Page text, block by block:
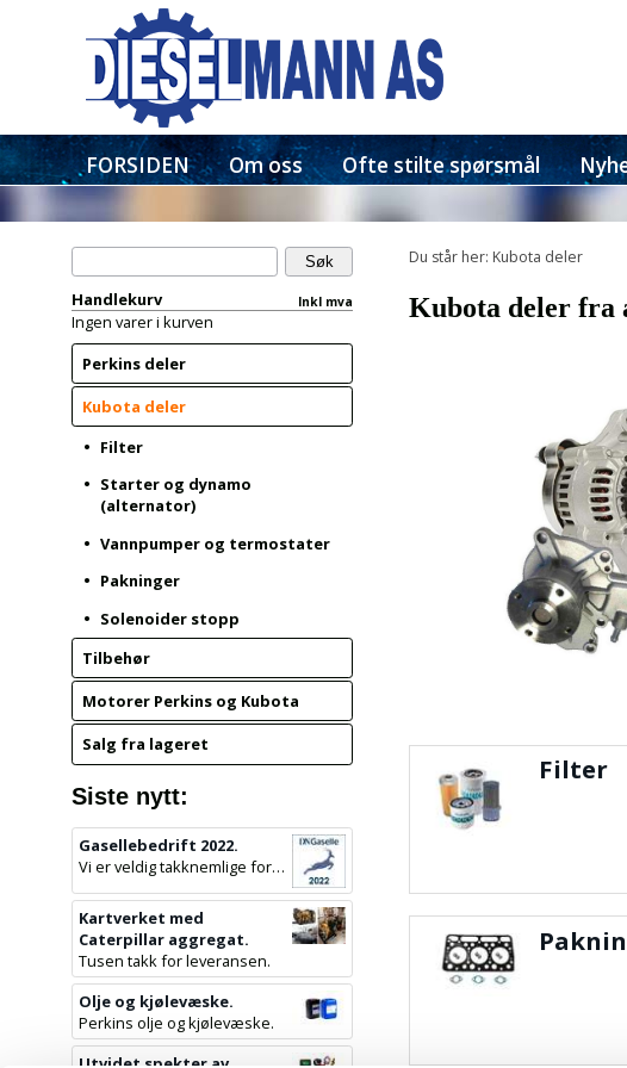
FORSIDEN Om oss Ofte stilte spørsmål
Du står her: Kubota deler
Kubota deler fra
Filter
Inkl mva
Handlekurv
Ingen varer i kurven
Perkins deler
Kubota deler
Filter
Starter og dynamo
(alternator)
Vannpumper og termostater
Pakninger
Solenoider stopp
Tilbehør
Motorer Perkins og Kubota
Salg fra lageret
Siste nytt:
Gasellebedrift 2022.
Vi er veldig takknemlige for denne utmerkelsen.
Kartverket med
Caterpillar aggregat.
Tusen takk for leveransen.
Olje og kjølevæske.
Perkins olje og kjølevæske.
Utvidet spekter av